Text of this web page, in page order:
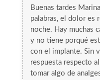
Buenas tardes
palabras, el dolor es
noche. Hay muchas
y no tiene porqué
con el implante. Sin
respuesta respecto
tomar algo de